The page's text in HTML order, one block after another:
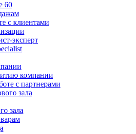
60
с клиентами
эксперт
компании
с партнерами
зала
зала